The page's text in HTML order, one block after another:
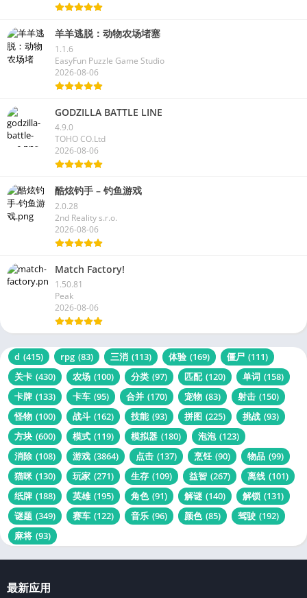
羊羊逃脱：动物农场堵塞
1.1.6
EasyFun Puzzle Game Studio
2026-08-06
GODZILLA BATTLE LINE
4.9.0
TOHO CO.Ltd
2026-08-06
酷炫钓手 – 钓鱼游戏
2.0.28
2nd Reality s.r.o.
2026-08-06
Match Factory!
1.50.81
Peak
2026-08-06
d (415) rpg (83) 三消 (113) 体验 (169) 僵尸 (111)
关卡 (430) 农场 (100) 分类 (97) 匹配 (120) 单词 (158)
卡牌 (133) 卡车 (95) 合并 (170) 宠物 (83) 射击 (150)
怪物 (100) 战斗 (162) 技能 (93) 拼图 (225) 挑战 (93)
方块 (600) 模式 (119) 模拟器 (180) 泡泡 (123)
消除 (108) 游戏 (3864) 点击 (137) 烹饪 (90) 物品 (99)
猫咪 (130) 玩家 (271) 生存 (109) 益智 (267) 离线 (101)
纸牌 (188) 英雄 (195) 角色 (91) 解谜 (140) 解锁 (131)
谜题 (349) 赛车 (122) 音乐 (96) 颜色 (85) 驾驶 (192)
麻将 (93)
最新应用